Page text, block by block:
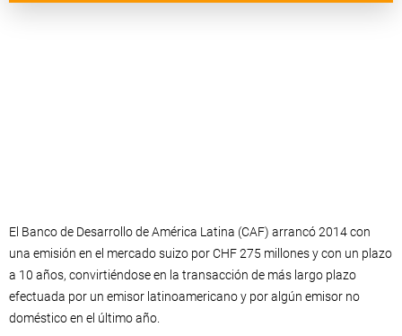
El Banco de Desarrollo de América Latina (CAF) arrancó 2014 con
una emisión en el mercado suizo por CHF 275 millones y con un plazo
a 10 años, convirtiéndose en la transacción de más largo plazo
efectuada por un emisor latinoamericano y por algún emisor no
doméstico en el último año.